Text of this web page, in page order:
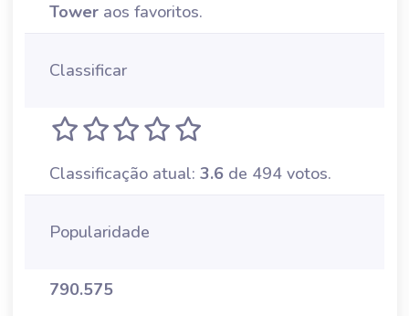
Tower aos favoritos.
Classificar
Classificação atual: 3.6 de 494 votos.
Popularidade
790.575